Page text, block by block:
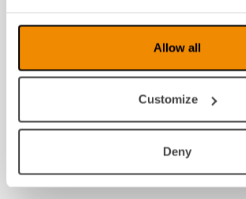
Allow all
Customize
Deny
Etui til Eschenbach luper